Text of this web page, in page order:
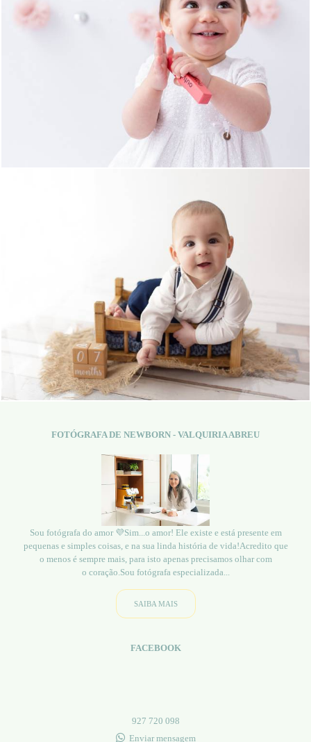
1239 1
1400 0
FOTÓGRAFA DE NEWBORN - VALQUIRIA ABREU
Sou fotógrafa do amor 💜Sim...o amor! Ele existe e está presente em
pequenas e simples coisas, e na sua linda história de vida!Acredito que
o menos é sempre mais, para isto apenas precisamos olhar com
o coração.Sou fotógrafa especializada...
SAIBA MAIS
FACEBOOK
927 720 098
Enviar mensagem